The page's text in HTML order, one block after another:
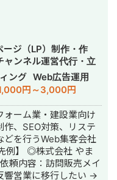
て自社サイトのSEO
し、月間アクセス数を
22,000)、月間問い合
ら4〜5件まで成長。
ディアにてKW「商標名
「転職エージェント お
以内を獲得。
向けYouTubeチャン
上げ時から携わり、チ
4,000人、月間商談獲
。 →企画、台本作成、
て担当。 ■ 主な経
ービス ・不用品回収
toBいずれも経験あり
早めに対応を心がけ
時間365日対応が可能
で、かなりの施術名
、医療広告
薬機法にも対応した知
にも対応しておりま
（半年） ・美容施術
2位 ・新規患者数PV
・半年で新規患者数が
ージ（LP）制作・作
ンネル運営代行・立
策・新規事業立上・
事作成代行・ライテ
ージ制作・作成・バ
イン・リスティング広
ウンドメディア制作・
・動画制作・動画編集
ング Web広告運用
円～3,000円
ォーム業・建設業向け
作、SEO対策、リステ
どを行うWeb集客会社
頼内容：訪問販売メイ
響営業に移行したい →